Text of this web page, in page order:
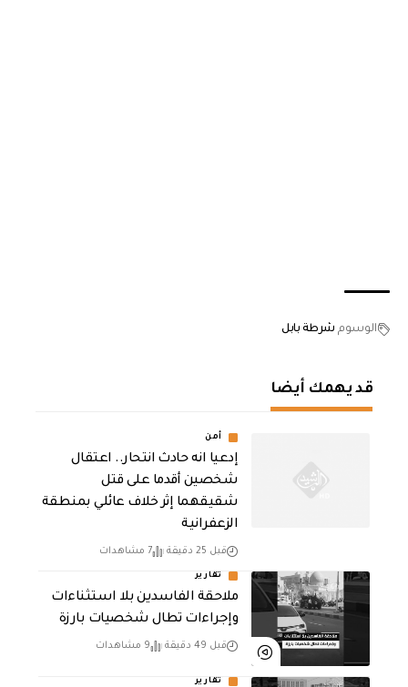
الوسوم شرطة بابل
قد يهمك أيضا
أمن
إدعيا انه حادث انتحار.. اعتقال
شخصين أقدما على قتل
شقيقهما إثر خلاف عائلي بمنطقة
الزعفرانية
قبل 25 دقيقة 7 مشاهدات
تقارير
ملاحقة الفاسدين بلا استثناءات
وإجراءات تطال شخصيات بارزة
قبل 49 دقيقة 9 مشاهدات
تقارير